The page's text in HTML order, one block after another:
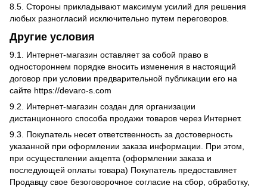
8.5. Стороны прикладывают максимум усилий для решения
любых разногласий исключительно путем переговоров.
Другие условия
9.1. Интернет-магазин оставляет за собой право в
одностороннем порядке вносить изменения в настоящий
договор при условии предварительной публикации его на
сайте https://devaro-s.com
9.2. Интернет-магазин создан для организации
дистанционного способа продажи товаров через Интернет.
9.3. Покупатель несет ответственность за достоверность
указанной при оформлении заказа информации. При этом,
при осуществлении акцепта (оформлении заказа и
последующей оплаты товара) Покупатель предоставляет
Продавцу свое безоговорочное согласие на сбор, обработку,